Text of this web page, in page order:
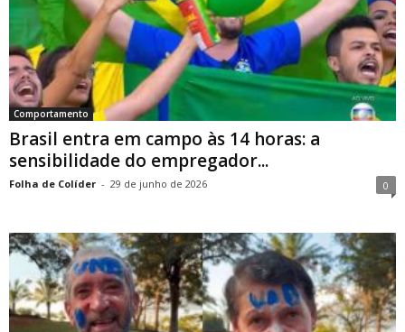
Comportamento
Brasil entra em campo às 14 horas: a
sensibilidade do empregador...
Folha de Colíder - 29 de junho de 2026 0